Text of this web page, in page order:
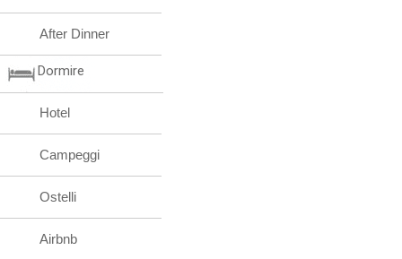
After Dinner
Dormire
Hotel
Campeggi
Ostelli
Airbnb